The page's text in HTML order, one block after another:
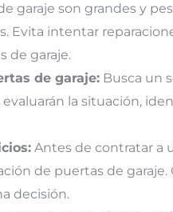
garaje son grandes y
Evita intentar
de garaje.
de garaje: Busca un
la situación,
Antes de contratar a
de puertas de garaje.
decisión.